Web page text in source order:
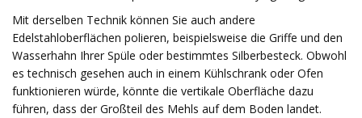
Mit derselben Technik können Sie auch andere
Edelstahloberflächen polieren, beispielsweise die Griffe und den
Wasserhahn Ihrer Spüle oder bestimmtes Silberbesteck. Obwohl
es technisch gesehen auch in einem Kühlschrank oder Ofen
funktionieren würde, könnte die vertikale Oberfläche dazu
führen, dass der Großteil des Mehls auf dem Boden landet.